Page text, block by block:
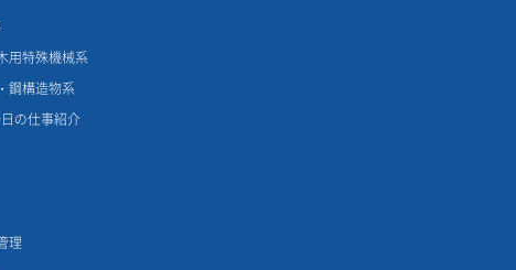
用特殊機械系
鋼構造物系
の仕事紹介
理